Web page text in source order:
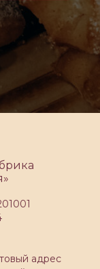
адрес